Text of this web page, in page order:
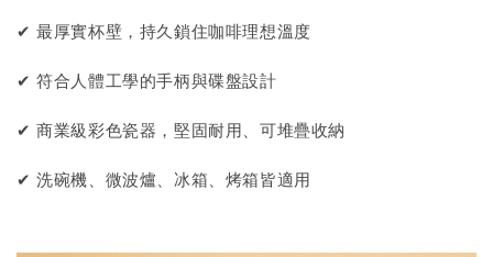
✔ 最厚實杯壁，持久鎖住咖啡理想溫度
✔ 符合人體工學的手柄與碟盤設計
✔ 商業級彩色瓷器，堅固耐用、可堆疊收納
✔ 洗碗機、微波爐、冰箱、烤箱皆適用